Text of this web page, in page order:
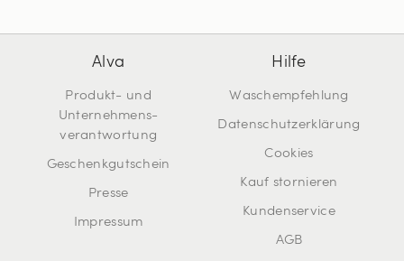
Alva
Produkt- und
Unternehmens-
verantwortung
Geschenkgutschein
Presse
Impressum
Hilfe
Waschempfehlung
Datenschutzerklärung
Cookies
Kauf stornieren
Kundenservice
AGB